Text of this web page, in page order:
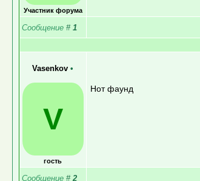
Участник форума
Сообщение # 1
Vasenkov •
V
гость
Нот фаунд
Сообщение # 2